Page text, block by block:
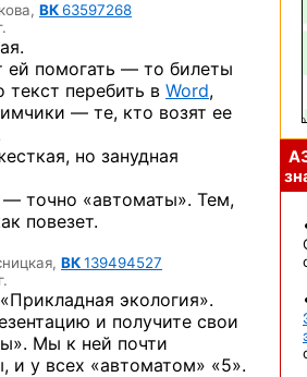
ВК63597268
ей помогать — то билеты
текст перебить в Word,
— те, кто возят ее
но занудная
— точно «автоматы». Тем,
повезет.
ВК139494527
экология».
и получите свои
Мы к ней почти
и у всех «автоматом» «5».